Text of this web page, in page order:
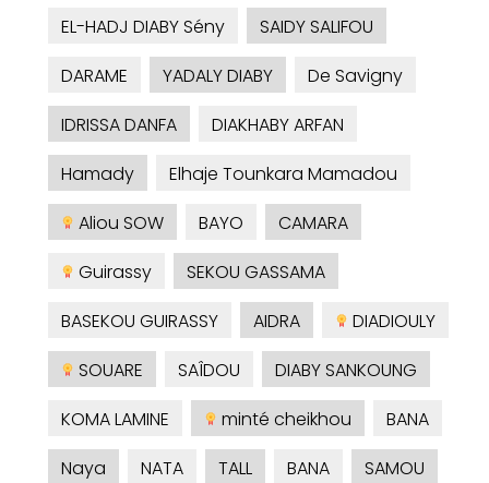
EL-HADJ DIABY Sény
SAIDY SALIFOU
DARAME
YADALY DIABY
De Savigny
IDRISSA DANFA
DIAKHABY ARFAN
Hamady
Elhaje Tounkara Mamadou
Aliou SOW
BAYO
CAMARA
Guirassy
SEKOU GASSAMA
BASEKOU GUIRASSY
AIDRA
DIADIOULY
SOUARE
SAÎDOU
DIABY SANKOUNG
KOMA LAMINE
minté cheikhou
BANA
Naya
NATA TALL BANA
SAMOU